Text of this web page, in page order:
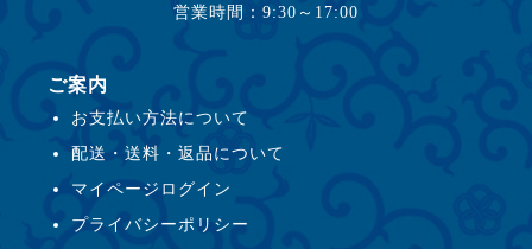
営業時間：9:30～17:00
ご案内
お支払い方法について
配送・送料・返品について
マイページログイン
プライバシーポリシー